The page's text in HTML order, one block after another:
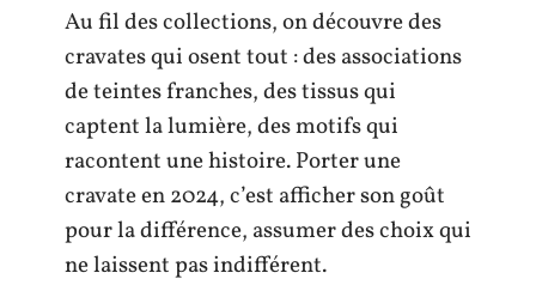
Au fil des collections, on découvre des
cravates qui osent tout : des associations
de teintes franches, des tissus qui
captent la lumière, des motifs qui
racontent une histoire. Porter une
cravate en 2024, c’est afficher son goût
pour la différence, assumer des choix qui
ne laissent pas indifférent.